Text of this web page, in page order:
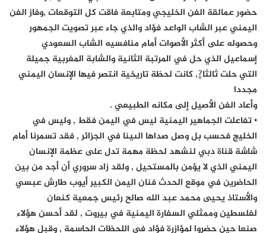
حضور عمالقة الفن الخليجي ومتابعة فاقت كل التوقعات ,وفاز الفن
اليمني عبر الشاب الواعد فؤاد والذي جاء عبر تصويت الجمهور
وحصوله على أكثر الأصوات أمام منافسيه الشاب السعودي
إسماعيل الذي حل في المرتبة الثانية والشابة المغربية جميلة
التي حلت ثالثا?ٍ, كانت لحظة تاريخية انتصر فيها الإنسان اليمني
مجددا
وأعاد الفن الأصيل إلى مكانه الطبيعي .
• تفاعلت الجماهير اليمنية ليس في اليمن فقط , وليس في
الخليج فحسب بل وصل صداها الىينا في الجزائر , فقد تسمرنا أمام
شاشة قناة دبي لنشهد لحظة مهمة تدل على عظمة الإنسان
اليمني الذي لا يؤمن بالمستحيل , ولقد زاد سروري أن أجد من بين
الحاضرين في موقع الحدث فنان اليمن الكبير أيوب طارش عبسي
والأستاذ يحيى محمد عبد الله صالح رئيس جمعية كنعان
لفلسطين وممثلي السفارة اليمنية في بيروت , لقد أحسن هؤلاء
صنعا حين حضروا لمؤازرة فؤاد في اللحظات الحاسمة , وقبل هؤلاء